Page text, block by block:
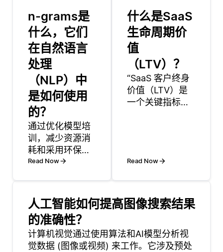
n-grams是
什么，它们
在自然语言
处理
（NLP）中
是如何使用
的？
通过优化模型培
训，减少资源消
耗和采用环保实
践，可以使NLP
知识提炼和量化
之类的技术可以
减少模型的大小
和计算要求，而
不会显着降低性
Read Now
什么是SaaS
生命周期价
值
（LTV）？
“SaaS 客户终身
价值（LTV）是
一个关键指标，
即服务（SaaS）
年支付订阅费。
了解 LTV 有助于
留住客户的长期
盈利能力。较高
Read Now
人工智能如何提高图像搜索结果
的准确性？
计算机视觉通过使用算法和AI模型分析视
觉数据 (图像或视频) 来工作。它涉及预处